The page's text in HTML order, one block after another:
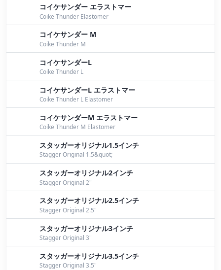
by Bomber
８月５日桧原湖ガイド。ワイド祭り開催です。
Bomber
８月２日桧原湖ガイド。
７月３１日、８月１日桧原湖ガイド
７月２９日桧原湖ガイド。ワイド好調！朝からワイド
祭り開催でした。by Bomber
７月２５日桧原湖ガイドby Bomber
７月２３日桧原湖ガイド。終わってみればワイド祭り
開催してました。by Bomber
７月２２日桧原湖ガイドby Bomber
７月２１日桧原湖ガイド
７月１７日桧原湖ガイド。ワイドキャロボンバーブラ
ック好調！by Bomber
JBⅡ桧原湖第１戦、JB桧原湖第２戦by Bomber
コイケサンダー エラストマー
Coike Thunder Elastomer
コイケサンダー M
Coike Thunder M
コイケサンダーL
Coike Thunder L
コイケサンダーL エラストマー
Coike Thunder L Elastomer
コイケサンダーM エラストマー
Coike Thunder M Elastomer
スタッガーオリジナル1.5インチ
Stagger Original 1.5&quot;
スタッガーオリジナル2インチ
Stagger Original 2"
スタッガーオリジナル2.5インチ
Stagger Original 2.5"
スタッガーオリジナル3インチ
Stagger Original 3"
スタッガーオリジナル3.5インチ
Stagger Original 3.5"